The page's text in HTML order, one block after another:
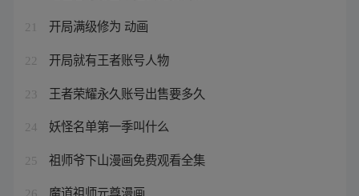
21 开局满级修为 动画
22 开局就有王者账号人物
23 王者荣耀永久账号出售要多久
24 妖怪名单第一季叫什么
25 祖师爷下山漫画免费观看全集
魔道祖师元尊漫画